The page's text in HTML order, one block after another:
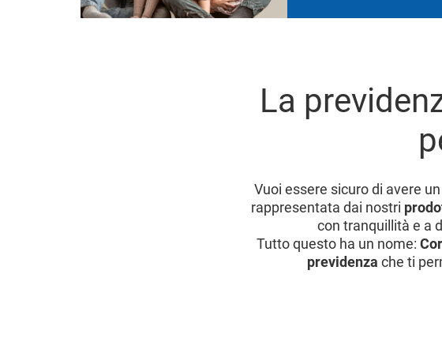
La
Vuoi essere sicuro di avere
rappresentata dai nostri
con tranquillità e a
Tutto questo ha un nome:
previdenza che ti